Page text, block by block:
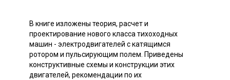
В книге изложены теория, расчет и
проектирование нового класса тихоходных
машин - электродвигателей с катящимся
ротором и пульсирующим полем. Приведены
конструктивные схемы и конструкции этих
двигателей, рекомендации по их